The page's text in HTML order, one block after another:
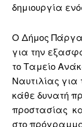
δημιουργία
Ο Δήμος
για την
το Ταμείο
Ναυτιλίας
κάθε δυνατή
προστασίας
στο